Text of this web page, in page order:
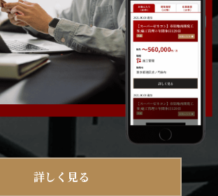
詳しく見る